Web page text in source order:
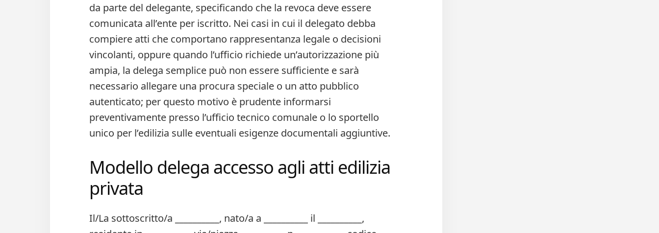
da parte del delegante, specificando che la revoca deve essere
comunicata all’ente per iscritto. Nei casi in cui il delegato debba
compiere atti che comportano rappresentanza legale o decisioni
vincolanti, oppure quando l’ufficio richiede un’autorizzazione più
ampia, la delega semplice può non essere sufficiente e sarà
necessario allegare una procura speciale o un atto pubblico
autenticato; per questo motivo è prudente informarsi
preventivamente presso l’ufficio tecnico comunale o lo sportello
unico per l’edilizia sulle eventuali esigenze documentali aggiuntive.
Modello delega accesso agli atti edilizia
privata​
Il/La sottoscritto/a __________, nato/a a __________ il __________,